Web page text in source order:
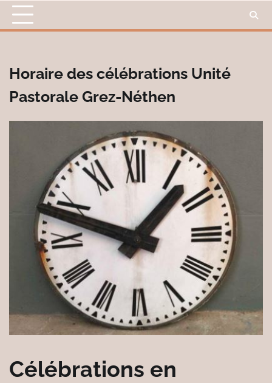
Skip
content
Horaire des célébrations Unité
Pastorale Grez-Néthen
Célébrations en